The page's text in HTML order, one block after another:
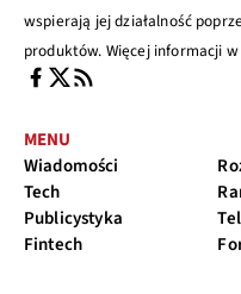
wspierają jej działalność
produktów. Więcej informacji w
MENU
Wiadomości
Tech
Publicystyka
Fintech